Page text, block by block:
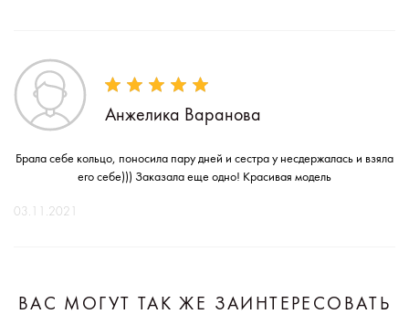
Анжелика Варанова
Брала себе кольцо, поносила пару дней и сестра у несдержалась и взяла
его себе))) Заказала еще одно! Красивая модель
03.11.2021
ВАС МОГУТ ТАК ЖЕ ЗАИНТЕРЕСОВАТЬ